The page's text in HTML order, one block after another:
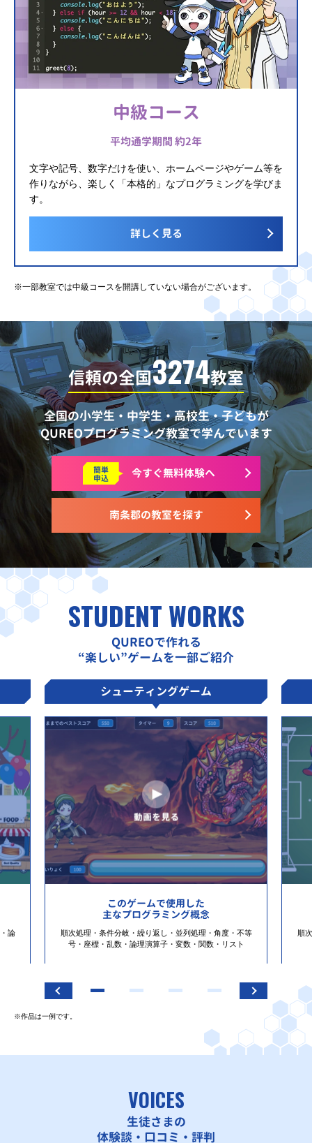
中級コース
平均通学期間 約2年
文字や記号、数字だけを使い、ホームページやゲーム等を
作りながら、楽しく「本格的」なプログラミングを学びま
す。
詳しく見る
※一部教室では中級コースを開講していない場合がございます。
信頼の全国3274教室
全国の小学生・中学生・高校生・子どもが
QUREOプログラミング教室で学んでいます
南条郡の教室を探す
簡単
申込 今すぐ無料体験へ
STUDENT WORKS
QUREOで作れる
“楽しい”ゲームを一部ご紹介
論
シューティングゲーム
このゲームで使用した
主なプログラミング概念
順次処理・条件分岐・繰り返し・並列処理・角度・不等
号・座標・乱数・論理演算子・変数・関数・リスト
順
※作品は一例です。
VOICES
生徒さまの
体験談・口コミ・評判